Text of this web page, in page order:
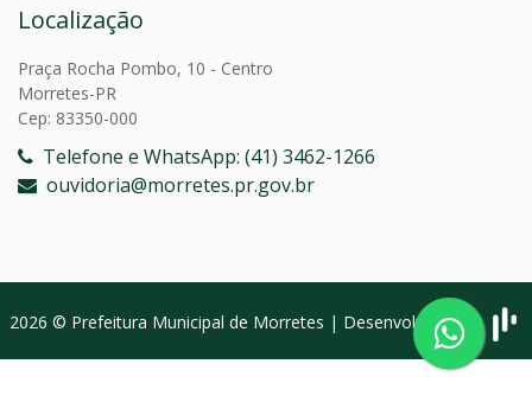
Localização
Praça Rocha Pombo, 10 - Centro
Morretes-PR
Cep: 83350-000
Telefone e WhatsApp: (41) 3462-1266
ouvidoria@morretes.pr.gov.br
2026 © Prefeitura Municipal de Morretes | Desenvolvido por: